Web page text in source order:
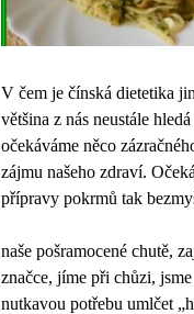
V čem je čínská dietetika
většina z nás neustále
očekáváme něco
zájmu našeho zdraví.
přípravy pokrmů tak
naše pošramocené chutě,
značce, jíme při chůzi,
nutkavou potřebu umlčet